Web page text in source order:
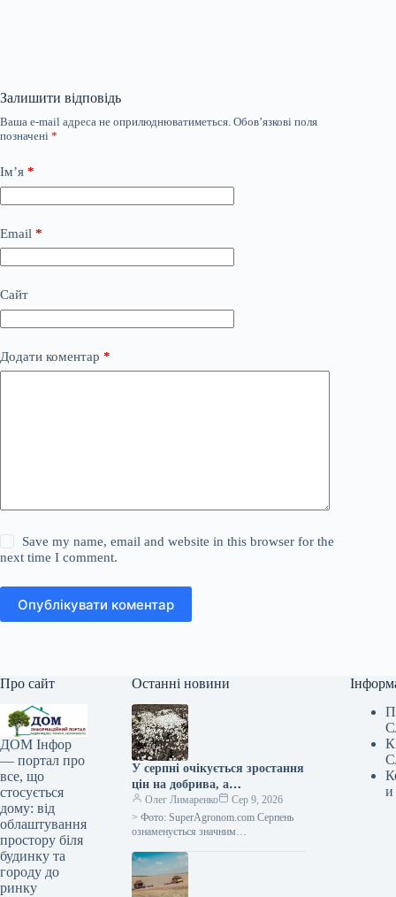
Залишити відповідь
Ваша e-mail адреса не оприлюднюватиметься. Обов’язкові поля
позначені *
Ім’я *
Email *
Сайт
Додати коментар *
Save my name, email and website in this browser for the
next time I comment.
Опублікувати коментар
Про сайт
ДОМ Інфор
— портал про
все, що
стосується
дому: від
облаштування
простору біля
будинку та
городу до
ринку
Останні новини
У серпні очікується зростання
цін на добрива, а
постачальники тимчасово
припиняють надання
кредитних умов —
Олег Лимаренко
Сер 9, 2026
> Фото: SuperAgronom.com Серпень
ознаменується значним
доступності добрив для українських
сільгоспвиробників. На ринку
спостерігається
и